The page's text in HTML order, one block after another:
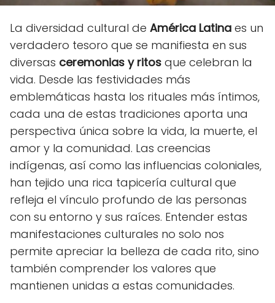
La diversidad cultural de América Latina es un
verdadero tesoro que se manifiesta en sus
diversas ceremonias y ritos que celebran la
vida. Desde las festividades más
emblemáticas hasta los rituales más íntimos,
cada una de estas tradiciones aporta una
perspectiva única sobre la vida, la muerte, el
amor y la comunidad. Las creencias
indígenas, así como las influencias coloniales,
han tejido una rica tapicería cultural que
refleja el vínculo profundo de las personas
con su entorno y sus raíces. Entender estas
manifestaciones culturales no solo nos
permite apreciar la belleza de cada rito, sino
también comprender los valores que
mantienen unidas a estas comunidades.